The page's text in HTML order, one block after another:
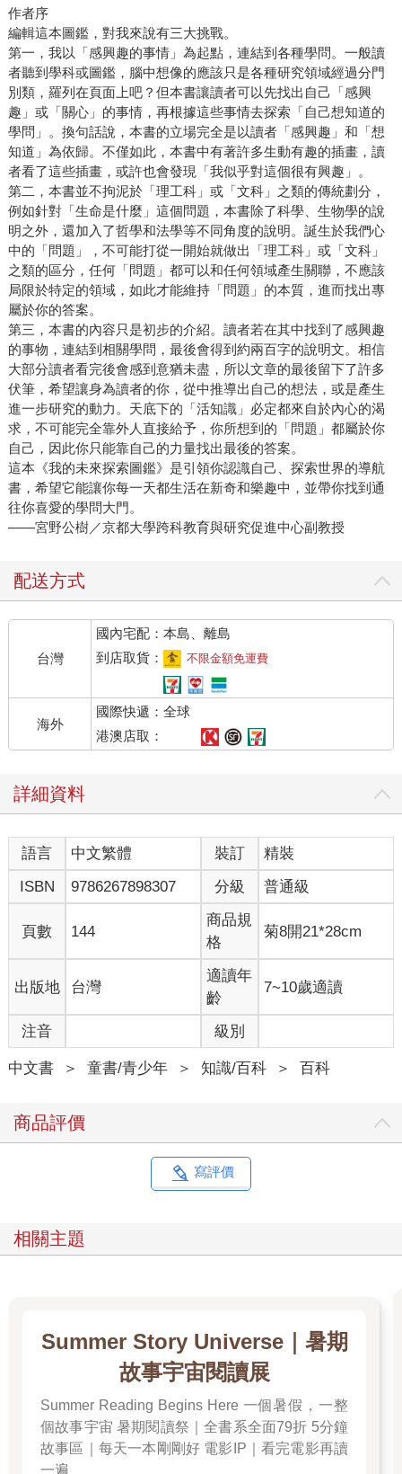
作者序
編輯這本圖鑑，對我來說有三大挑戰。
第一，我以「感興趣的事情」為起點，連結到各種學問。一般讀
者聽到學科或圖鑑，腦中想像的應該只是各種研究領域經過分門
別類，羅列在頁面上吧？但本書讓讀者可以先找出自己「感興
趣」或「關心」的事情，再根據這些事情去探索「自己想知道的
學問」。換句話說，本書的立場完全是以讀者「感興趣」和「想
知道」為依歸。不僅如此，本書中有著許多生動有趣的插畫，讀
者看了這些插畫，或許也會發現「我似乎對這個很有興趣」。
第二，本書並不拘泥於「理工科」或「文科」之類的傳統劃分，
例如針對「生命是什麼」這個問題，本書除了科學、生物學的說
明之外，還加入了哲學和法學等不同角度的說明。誕生於我們心
中的「問題」，不可能打從一開始就做出「理工科」或「文科」
之類的區分，任何「問題」都可以和任何領域產生關聯，不應該
局限於特定的領域，如此才能維持「問題」的本質，進而找出專
屬於你的答案。
第三，本書的內容只是初步的介紹。讀者若在其中找到了感興趣
的事物，連結到相關學問，最後會得到約兩百字的說明文。相信
大部分讀者看完後會感到意猶未盡，所以文章的最後留下了許多
伏筆，希望讓身為讀者的你，從中推導出自己的想法，或是產生
進一步研究的動力。天底下的「活知識」必定都來自於內心的渴
求，不可能完全靠外人直接給予，你所想到的「問題」都屬於你
自己，因此你只能靠自己的力量找出最後的答案。
這本《我的未來探索圖鑑》是引領你認識自己、探索世界的導航
書，希望它能讓你每一天都生活在新奇和樂趣中，並帶你找到通
往你喜愛的學問大門。
——宮野公樹／京都大學跨科教育與研究促進中心副教授
配送方式
台灣
國內宅配：本島、離島
到店取貨：
不限金額免運費
海外
國際快遞：全球
港澳店取：
詳細資料
語言 中文繁體 裝訂
精裝
ISBN
9786267898307 分級 普通級
頁數 144
商品規
格
菊8開21*28cm
出版地 台灣
適讀年
齡
7~10歲適讀
注音 級別
中文書 ＞ 童書/青少年 ＞ 知識/百科 ＞ 百科
商品評價
寫評價
相關主題
Summer Story Universe｜暑期
故事宇宙閱讀展
Summer Reading Begins Here 一個暑假，一整
個故事宇宙 暑期閱讀祭｜全書系全面79折 5分鐘
故事區｜每天一本剛剛好 電影IP｜看完電影再讀
一遍